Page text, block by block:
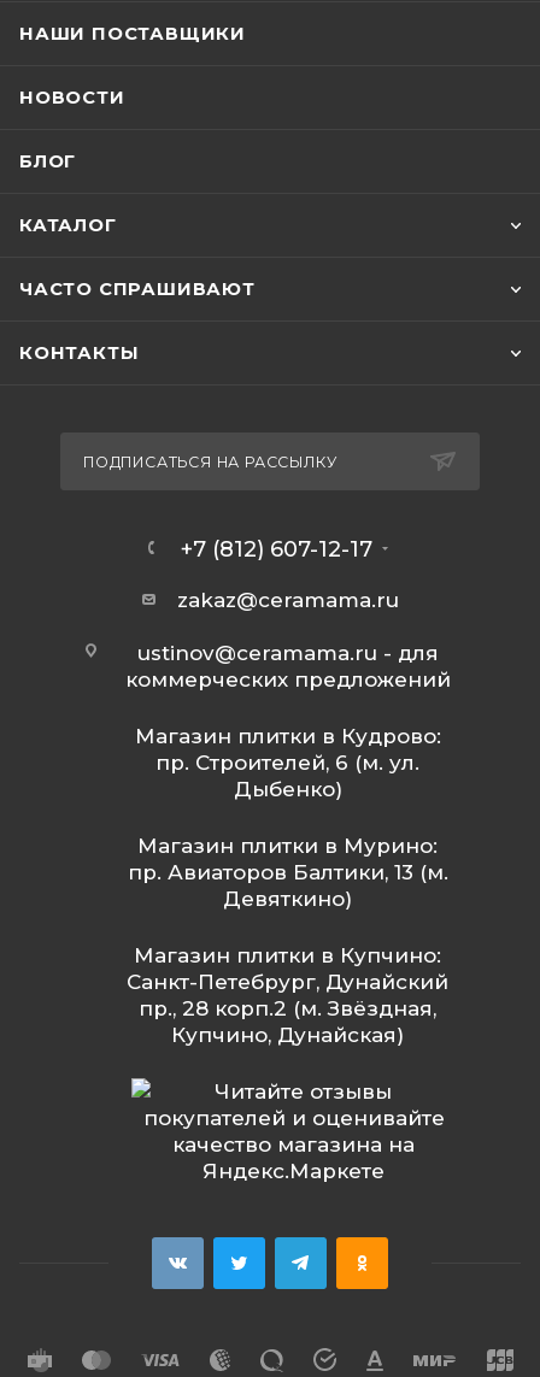
НАШИ ПОСТАВЩИКИ
НОВОСТИ
БЛОГ
КАТАЛОГ
ЧАСТО СПРАШИВАЮТ
КОНТАКТЫ
ПОДПИСАТЬСЯ НА РАССЫЛКУ
+7 (812) 607-12-17
zakaz@ceramama.ru
ustinov@ceramama.ru - для
коммерческих предложений
Магазин плитки в Кудрово:
пр. Строителей, 6 (м. ул.
Дыбенко)
Магазин плитки в Мурино:
пр. Авиаторов Балтики, 13 (м.
Девяткино)
Магазин плитки в Купчино:
Санкт-Петебрург, Дунайский
пр., 28 корп.2 (м. Звёздная,
Купчино, Дунайская)